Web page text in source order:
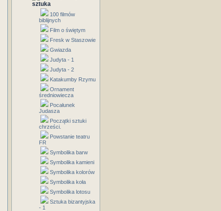
sztuka
100 filmów
biblijnych
Film o świętym
Fresk w Staszowie
Gwiazda
Judyta - 1
Judyta - 2
Katakumby Rzymu
Ornament
średniowiecza
Pocałunek
Judasza
Początki sztuki
chrześci.
Powstanie teatru
FR
Symbolika barw
Symbolika kamieni
Symbolika kolorów
Symbolika koła
Symbolika lotosu
Sztuka bizantyjska
- 1